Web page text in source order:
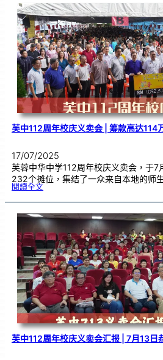
音
乐
盛
典
》
创
大
马
新
纪
录
！
芙中112周年校庆义卖会 | 筹款高达114
17/07/2025
芙蓉中华中学112周年校庆义卖会，于7
232个摊位，集结了一众来自本地的师
閱讀全文:芙
1
周
年
校
庆
义
卖
会
|筹
款
高
达
1
1
4
万
芙中112周年校庆义卖会汇报 | 7月13日